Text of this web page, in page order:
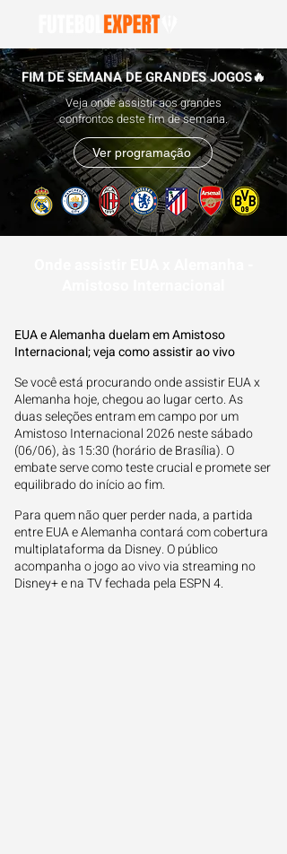
FIM DE SEMANA DE GRANDES JOGOS🔥
Veja onde assistir aos grandes
confrontos deste fim de semana.
Ver programação
EUA e Alemanha duelam em Amistoso
Internacional; veja como assistir ao vivo
Se você está procurando onde assistir EUA x
Alemanha hoje, chegou ao lugar certo. As
duas seleções entram em campo por um
Amistoso Internacional 2026 neste sábado
(06/06), às 15:30 (horário de Brasília). O
embate serve como teste crucial e promete ser
equilibrado do início ao fim.
Para quem não quer perder nada, a partida
entre EUA e Alemanha contará com cobertura
multiplataforma da Disney. O público
acompanha o jogo ao vivo via streaming no
Disney+ e na TV fechada pela ESPN 4.